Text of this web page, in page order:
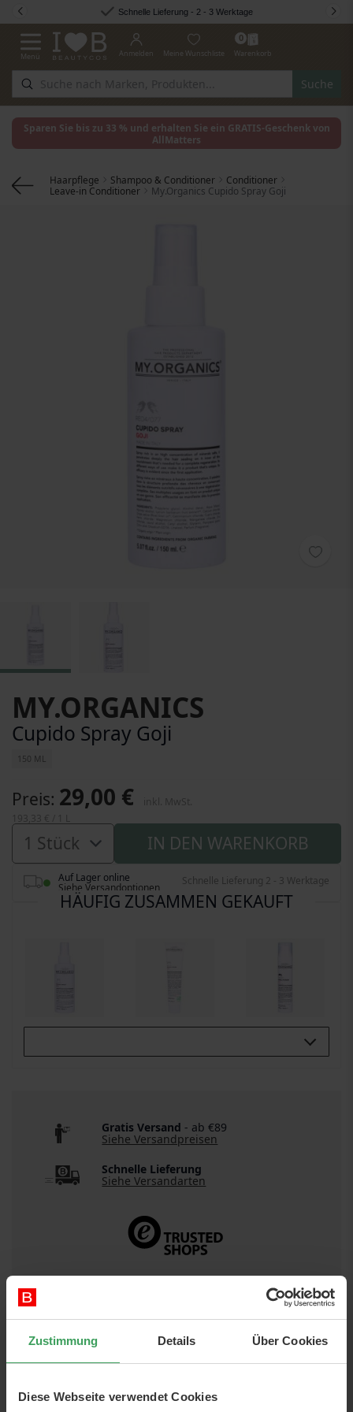
Zustimmung Details Über Cookies
Diese Webseite verwendet Cookies
Zum Inhalt springen Schnelle Lieferung - 2 - 3 Werktage
Navigation umschalten
Menü
Suche
Anmelden Meine Wunschliste
0
Warenkorb
Sparen Sie bis zu 33 % und erhalten Sie ein GRATIS-Geschenk von
AllMatters
Haarpflege Shampoo & Conditioner
Conditioner
Leave-in Conditioner
My.Organics Cupido Spray Goji
DETAILS
MY.ORGANICS
Cupido Spray Goji
150 ML
Preis 29,00 €
IN DEN WARENKORB
Auf Lager online
Siehe Versandoptionen
Schnelle Lieferung 2 - 3 Werktage
HÄUFIG ZUSAMMEN GEKAUFT
Gratis Versand - ab €89
Siehe Versandpreisen
Schnelle Lieferung
Siehe Versandarten